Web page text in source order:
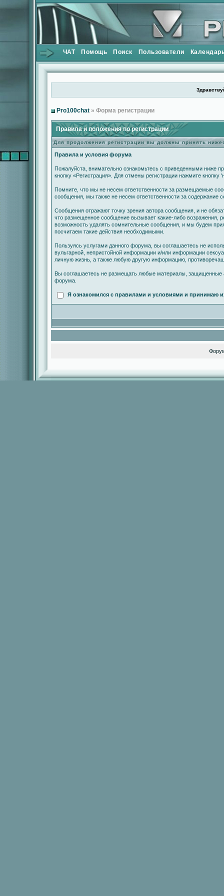
ЧАТ Помощь Поиск Пользователи
Pro100chat » Форма регистрации
Правила и положения по регистрации
Для продолжения регистрации вы должны принять
Правила и условия форума
Пожалуйста, внимательно ознакомьтесь с приведенными ниже
кнопку «Регистрация». Для отмены регистрации нажмите кнопку
Помните, что мы не несем ответственности за размещаемые
сообщения, мы также не несем ответственности за содержание
Сообщения отражают точку зрения автора сообщения, и не
что размещенное сообщение вызывает какие-либо возражения,
возможность удалять сомнительные сообщения, и мы будем
посчитаем такие действия необходимыми.
Пользуясь услугами данного форума, вы соглашаетесь не
вульгарной, непристойной информации и/или информации
личную жизнь, а также любую другую информацию,
Вы соглашаетесь не размещать любые материалы, защищенные
форума.
Я ознакомился с правилами и условиями и принимаю